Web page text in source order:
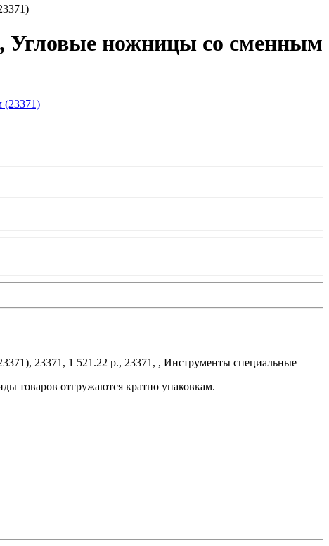
Угловые ножницы со сменным
23371, 1 521.22 р., 23371, , Инструменты специальные
товаров отгружаются кратно упаковкам.